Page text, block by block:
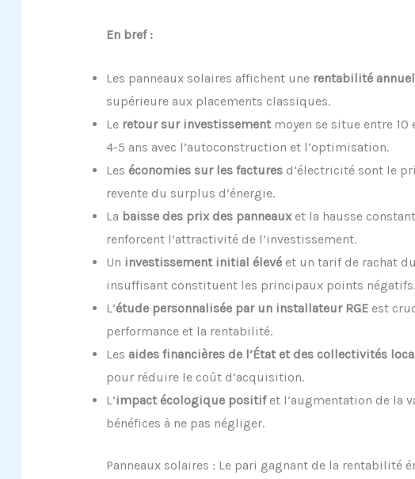
En bref :
Les panneaux solaires affichent une rentabilité
supérieure aux placements classiques.
Le retour sur investissementmoyen se situe entre 10
4-5 ans avec l’autoconstruction et l’optimisation.
Les économies sur les facturesd’électricité sont le
revente du surplus d’énergie.
La baisse des prix des panneauxet la hausse
renforcent l’attractivité de l’investissement.
Un investissement initial élevéet un tarif de rachat
insuffisant constituent les principaux points négatifs.
L’étude personnalisée par un installateur RGEest
performance et la rentabilité.
Les aides financières de l’État et des collectivités
pour réduire le coût d’acquisition.
L’impact écologique positifet l’augmentation de la
bénéfices à ne pas négliger.
Panneaux solaires : Le pari gagnant de la rentabilité